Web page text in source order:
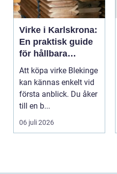
Virke i Karlskrona:
En praktisk guide
för hållbara
byggprojekt
Att köpa virke Blekinge
kan kännas enkelt vid
första anblick. Du åker
till en b...
06 juli 2026